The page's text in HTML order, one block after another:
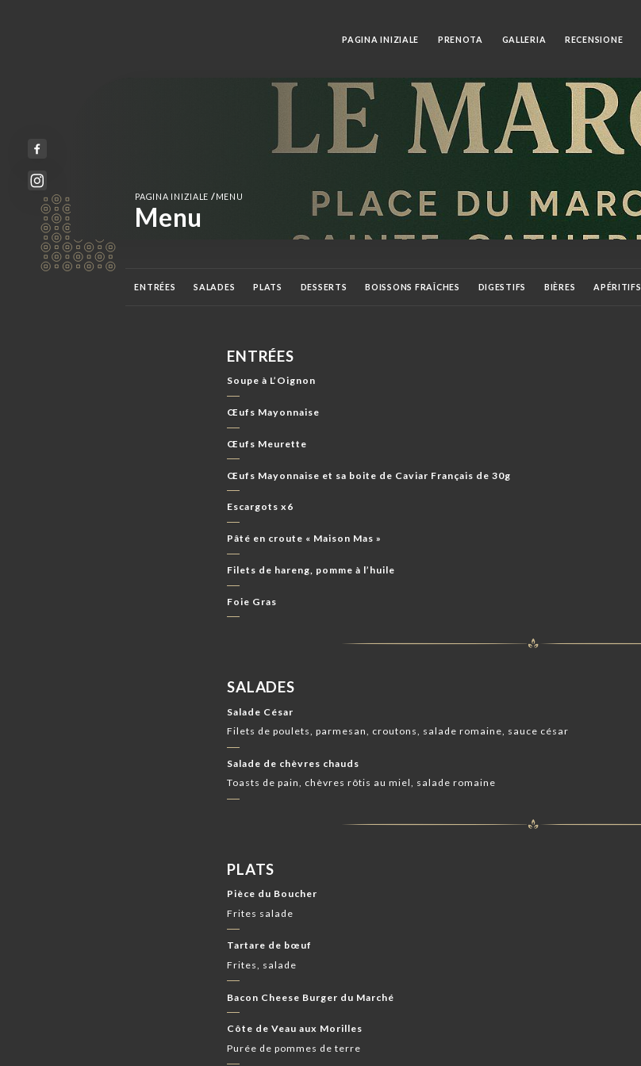
PAGINA INIZIALE PRENOTA GALLERIA RECENSIONE
PAGINA INIZIALE / MENU
Menu
ENTRÉES SALADES PLATS DESSERTS BOISSONS FRAÎCHES DIGESTIFS BIÈRES APÉRITIFS
ENTRÉES
Soupe à L’Oignon
Œufs Mayonnaise
Œufs Meurette
Œufs Mayonnaise et sa boite de Caviar Français de 30g
Escargots x6
Pâté en croute « Maison Mas »
Filets de hareng, pomme à l’huile
Foie Gras
SALADES
Salade César
Filets de poulets, parmesan, croutons, salade romaine, sauce césar
Salade de chèvres chauds
Toasts de pain, chèvres rôtis au miel, salade romaine
PLATS
Pièce du Boucher
Frites salade
Tartare de bœuf
Frites, salade
Bacon Cheese Burger du Marché
Côte de Veau aux Morilles
Purée de pommes de terre